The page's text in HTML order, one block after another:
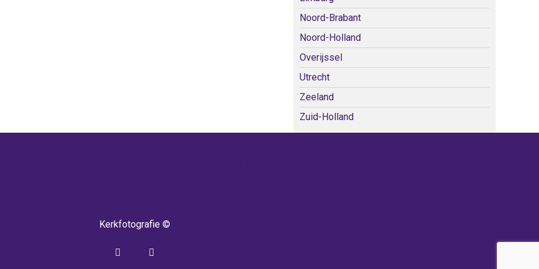
Noord-Brabant
Noord-Holland
Overijssel
Utrecht
Zeeland
Zuid-Holland
Kerkfotografie ©